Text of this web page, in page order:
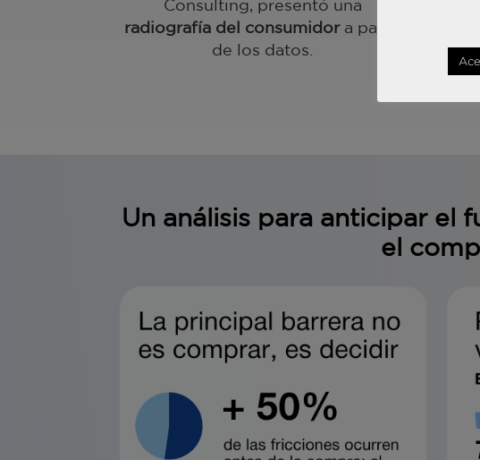
Consulting, presentó una
radiografía del consumidora partir
de los datos.
Un análisis para anticipar el
el